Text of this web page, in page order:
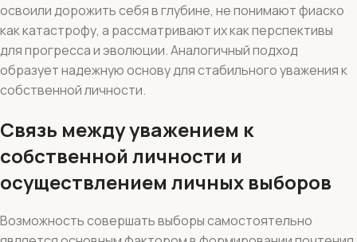
освоили дорожить себя в глубине, не понимают фиаско
как катастрофу, а рассматривают их как перспективы
для прогресса и эволюции. Аналогичный подход
образует надежную основу для стабильного уважения к
собственной личности.
Связь между уважением к
собственной личности и
осуществлением личных выборов
Возможность совершать выборы самостоятельно